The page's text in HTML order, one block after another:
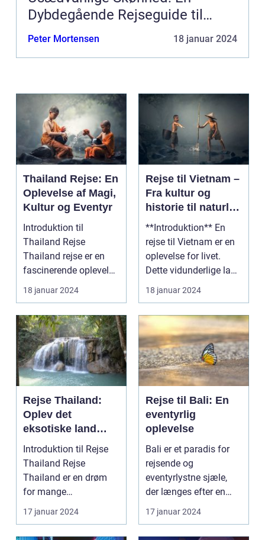
Dybdegående Rejseguide til
Filippinerne
Peter Mortensen 18 januar 2024
Thailand Rejse: En
Oplevelse af Magi,
Kultur og Eventyr
Introduktion til
Thailand Rejse
Thailand rejse er en
fascinerende oplevelse
for rejsende og
eventyr...
18 januar 2024
Rejse til Vietnam –
Fra kultur og
historie til naturlig
skønhed
**Introduktion** En
rejse til Vietnam er en
oplevelse for livet.
Dette vidunderlige land
i Sydøstasi...
18 januar 2024
Rejse Thailand:
Oplev det
eksotiske land
fyldt med rig kultur
og betagende
skønhed
Introduktion til Rejse
Thailand Rejse
Thailand er en drøm
for mange
eventyrlystne rejsende,
der søg...
17 januar 2024
Rejse til Bali: En
eventyrlig
oplevelse
Bali er et paradis for
rejsende og
eventyrlystne sjæle,
der længes efter en
unik og berigende
opleve...
17 januar 2024